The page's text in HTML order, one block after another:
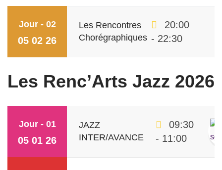
Jour - 02
05 02 26
Les Rencontres
Chorégraphiques
20:00
- 22:30
Les Renc’Arts Jazz 2026
Jour - 01
05 01 26
JAZZ
INTER/AVANCE
09:30
- 11:00